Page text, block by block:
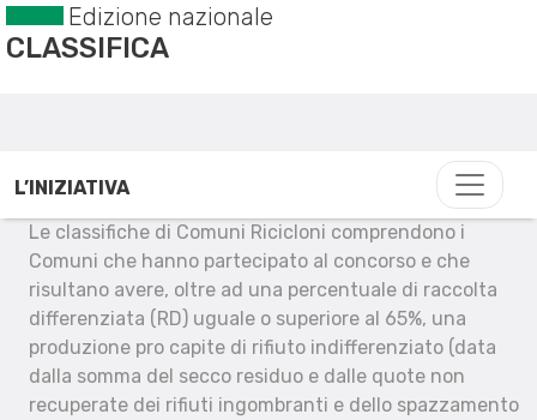
Edizione nazionale
CLASSIFICA
L’INIZIATIVA
Le classifiche di Comuni Ricicloni comprendono i
Comuni che hanno partecipato al concorso e che
risultano avere, oltre ad una percentuale di raccolta
differenziata (RD) uguale o superiore al 65%, una
produzione pro capite di rifiuto indifferenziato (data
dalla somma del secco residuo e dalle quote non
recuperate dei rifiuti ingombranti e dello spazzamento